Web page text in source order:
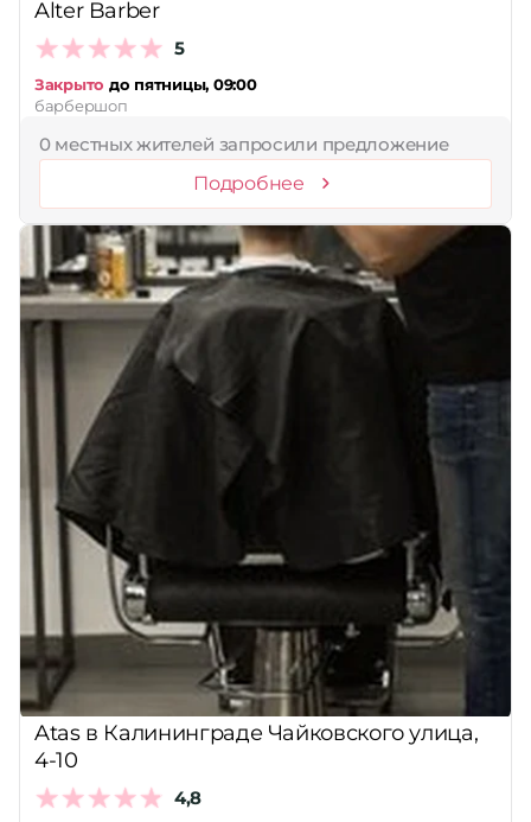
Alter Barber
5
Закрыто до пятницы, 09:00
барбершоп
0 местных жителей запросили предложение
Подробнее
Atas в Калининграде Чайковского улица,
4-10
4,8